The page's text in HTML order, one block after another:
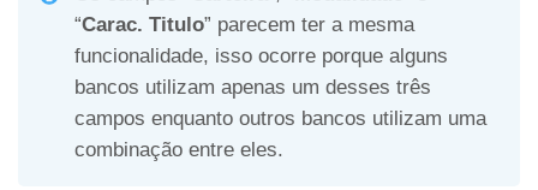
“Carac. Titulo” parecem ter a mesma
funcionalidade, isso ocorre porque alguns
bancos utilizam apenas um desses três
campos enquanto outros bancos utilizam uma
combinação entre eles.